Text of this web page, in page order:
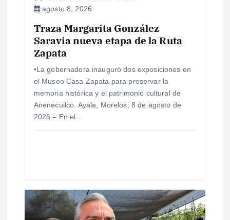
a
s
agosto 8, 2026
Traza Margarita González
Saravia nueva etapa de la Ruta
Zapata
•La gobernadora inauguró dos exposiciones en
el Museo Casa Zapata para preservar la
memoria histórica y el patrimonio cultural de
Anenecuilco. Ayala, Morelos; 8 de agosto de
2026.– En el…